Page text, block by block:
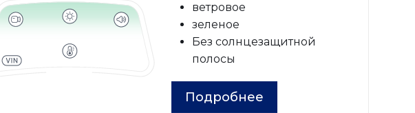
ветровое
зеленое
Без солнцезащитной
полосы
Подробнее